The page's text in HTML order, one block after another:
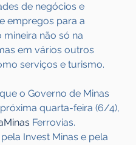
de negócios e
empregos para a
não só na
em vários outros
serviços e turismo.
o Governo de Minas
quarta-feira (6/4),
Ferrovias.
Invest Minas e pela